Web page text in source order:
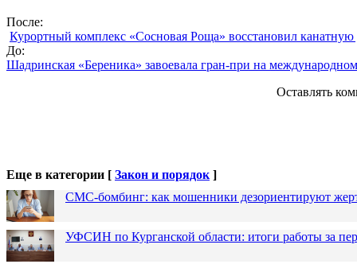
После:
Курортный комплекс «Сосновая Роща» восстановил канатную
До:
Шадринская «Береника» завоевала гран-при на
Оставлять
Еще в категории [ Закон и порядок ]
СМС-бомбинг: как мошенники дезориентируют
УФСИН по Курганской области: итоги работы за